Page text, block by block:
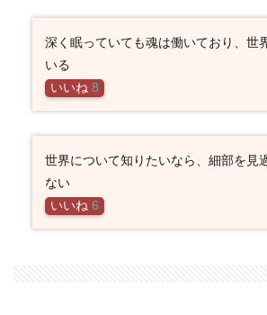
深く眠っていても魂は働いており、世
いる
いいね 8
世界について知りたいなら、細部を見
ない
いいね 6